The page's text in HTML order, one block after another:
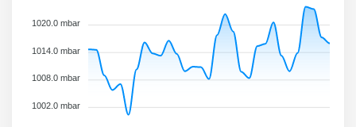
1020.0 mbar
1014.0 mbar
1008.0 mbar
1002.0 mbar